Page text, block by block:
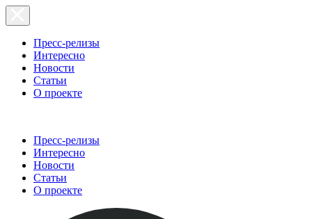
Пресс-релизы
Интересно
Новости
Статьи
О проекте
Пресс-релизы
Интересно
Новости
Статьи
О проекте